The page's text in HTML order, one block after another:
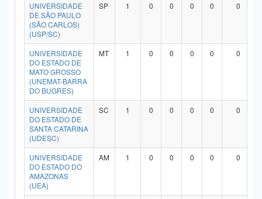
UNIVERSIDADE
DE SÃO PAULO
(SÃO CARLOS)
(USP/SC)
SP 1 0 0 0 0 0
UNIVERSIDADE
DO ESTADO DE
MATO GROSSO
(UNEMAT-BARRA
DO BUGRES)
MT 1 0 0 0 0 0
UNIVERSIDADE
DO ESTADO DE
SANTA CATARINA
(UDESC)
SC 1 0 0 0 0 0
UNIVERSIDADE
DO ESTADO DO
AMAZONAS
(UEA)
AM 1 0 0 0 0 0